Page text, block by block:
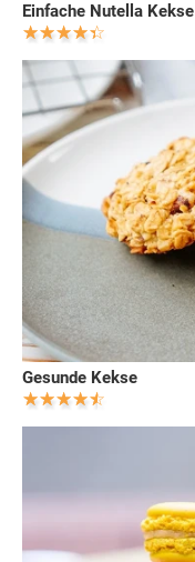
Einfache Nutella Kekse
Gesunde Kekse